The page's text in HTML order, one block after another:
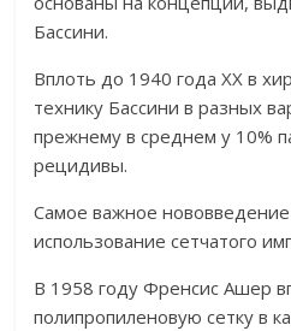
Бассини.
Вплоть до 1940 года ХХ в
технику Бассини в разных
прежнему в среднем у 10%
рецидивы.
Самое важное
использование сетчатого
В 1958 году Френсис Ашер
полипропиленовую сетку в